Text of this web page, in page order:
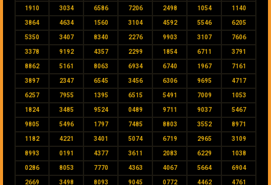
1910 3034 6586 7206 2498 1054 1140
3864 4634 1560 3104 4592 5546 6205
5350 3407 8340 2276 9903 3107 7606
3378 9192 4357 2299 1854 6711 3791
8862 5161 8063 6934 6740 1967 7161
3897 2347 6545 3456 6306 9695 4717
6257 7955 1395 6515 5491 7009 1053
1824 3485 9524 0489 9711 9037 5467
9805 5496 1797 7485 8803 3552 8971
1182 4221 3401 5074 6719 2965 3109
8993 0191 4377 3611 2083 6229 1038
0286 8053 7770 4363 4067 5664 6904
2669 3498 8093 9045 0772 4462 4761